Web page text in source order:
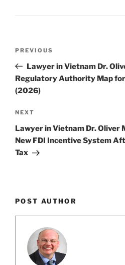
Previous
Post
PREVIOUS
Lawyer in Vietnam Dr.
Regulatory Authority Map
(2026)
Next
Post
NEXT
Lawyer in Vietnam Dr. Oliver
New FDI Incentive System
Tax
POST AUTHOR